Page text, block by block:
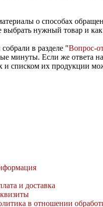
о способах
нужный товар и
в разделе "Вопрос-
минуты. Если же ответа
списком их продукции
и доставка
в отношении